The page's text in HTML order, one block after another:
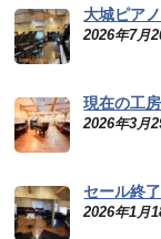
大城ピア
2026年7月
現在の工
2026年3月
セール終
2026年1月